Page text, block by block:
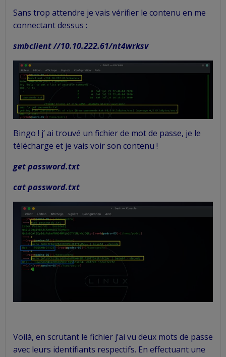
Sans trop attendre je vais vérifier le contenu en me
connectant dessus :
smbclient //10.10.222.61/nt4wrksv
Bingo ! j’ ai trouvé un fichier de mot de passe, je le
télécharge et je vais voir son contenu !
get password.txt
cat password.txt
Voilà, en scrutant le fichier j’ai vu deux mots de passe
avec leurs identifiants respectifs. En effectuant une